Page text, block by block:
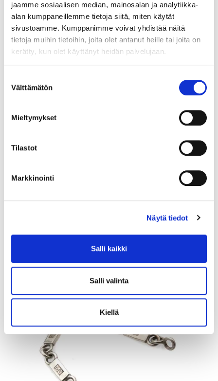
jaamme sosiaalisen median, mainosalan ja analytiikka-
alan kumppaneillemme tietoja siitä, miten käytät
sivustoamme. Kumppanimme voivat yhdistää näitä
tietoja muihin tietoihin, joita olet antanut heille tai joita on
kerätty, kun olet käyttänyt heidän palvelujaan.
valinta
Välttämätön
Mieltymykset
Tilastot
Markkinointi
Näytä tiedot
Salli kaikki
Salli valinta
Kiellä
Kivisormus, koko 18, 585br, Paino: 1,8 g
Myyrmäen Pantti